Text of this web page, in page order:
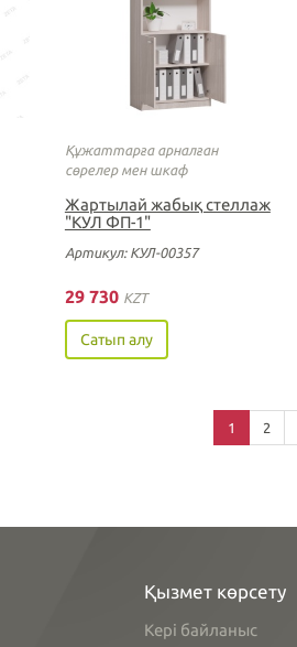
Құжаттарға арналған
сөрелер мен шкаф
Жартылай жабық стеллаж
"КУЛ ФП-1"
Артикул: КУЛ-00357
29 730 KZT
Сатып алу
1 2
Қызмет көрсету
Кері байланыс